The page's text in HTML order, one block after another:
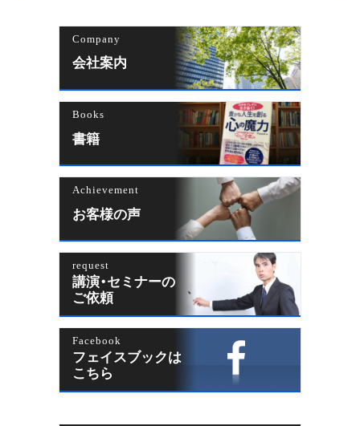
Company
会社案内
Books
書籍
Achievement
お客様の声
request
講演・セミナーの
ご依頼
Facebook
フェイスブックは
こちら